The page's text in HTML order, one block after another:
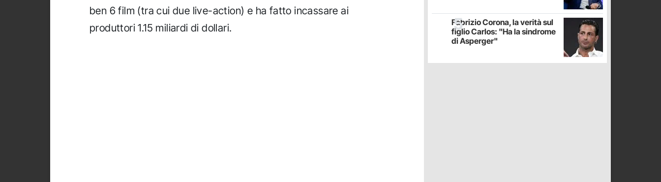
ben 6 film (tra cui due live-action) e ha fatto incassare ai
produttori 1.15 miliardi di dollari.
Fabrizio Corona, la verità sul
figlio Carlos: "Ha la sindrome
di Asperger"